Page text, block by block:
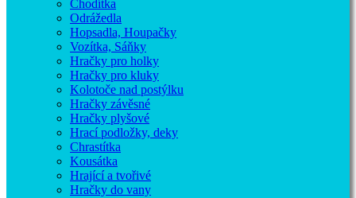
Chodítka
Odrážedla
Hopsadla, Houpačky
Vozítka, Sáňky
Hračky pro holky
Hračky pro kluky
Kolotoče nad postýlku
Hračky závěsné
Hračky plyšové
Hrací podložky, deky
Chrastítka
Kousátka
Hrající a tvořivé
Hračky do vany